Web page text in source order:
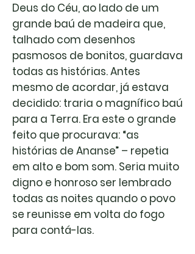
Deus do Céu, ao lado de um
grande baú de madeira que,
talhado com desenhos
pasmosos de bonitos, guardava
todas as histórias. Antes
mesmo de acordar, já estava
decidido: traria o magnífico baú
para a Terra. Era este o grande
feito que procurava: “as
histórias de Ananse” – repetia
em alto e bom som. Seria muito
digno e honroso ser lembrado
todas as noites quando o povo
se reunisse em volta do fogo
para contá-las.